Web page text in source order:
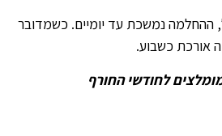
ההחלמה נמשכת עד יומיים. כשמדובר
אורכת כשבוע.
לחודשי החורף